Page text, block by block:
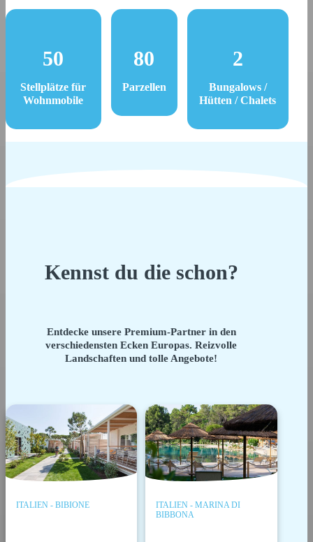
50
Stellplätze für
Wohnmobile
80
Parzellen
2
Bungalows /
Hütten / Chalets
Kennst du die schon?
Entdecke unsere Premium-Partner in den
verschiedensten Ecken Europas. Reizvolle
Landschaften und tolle Angebote!
ITALIEN - BIBIONE
ITALIEN - MARINA DI
BIBBONA